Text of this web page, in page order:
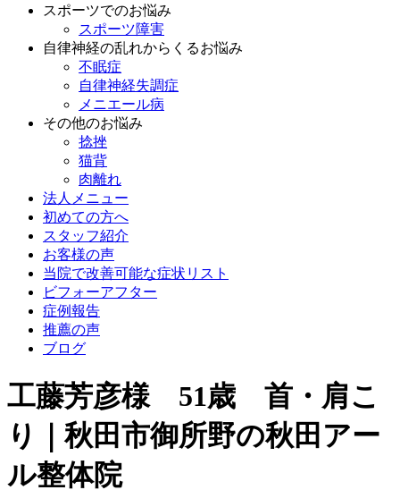
スポーツでのお悩み
スポーツ障害
自律神経の乱れからくるお悩み
不眠症
自律神経失調症
メニエール病
その他のお悩み
捻挫
猫背
肉離れ
法人メニュー
初めての方へ
スタッフ紹介
お客様の声
当院で改善可能な症状リスト
ビフォーアフター
症例報告
推薦の声
ブログ
工藤芳彦様 51歳 首・肩こ
り｜秋田市御所野の秋田アー
ル整体院